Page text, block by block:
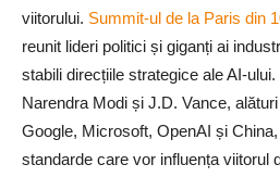
viitorului. Summit-ul de la Paris din
reunit lideri politici și giganți ai
stabili direcțiile strategice ale AI-
Narendra Modi și J.D. Vance,
Google, Microsoft, OpenAI și
standarde care vor influența viitorul